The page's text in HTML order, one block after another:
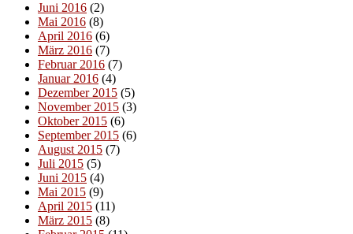
Juni 2016 (2)
Mai 2016 (8)
April 2016 (6)
März 2016 (7)
Februar 2016 (7)
Januar 2016 (4)
Dezember 2015 (5)
November 2015 (3)
Oktober 2015 (6)
September 2015 (6)
August 2015 (7)
Juli 2015 (5)
Juni 2015 (4)
Mai 2015 (9)
April 2015 (11)
März 2015 (8)